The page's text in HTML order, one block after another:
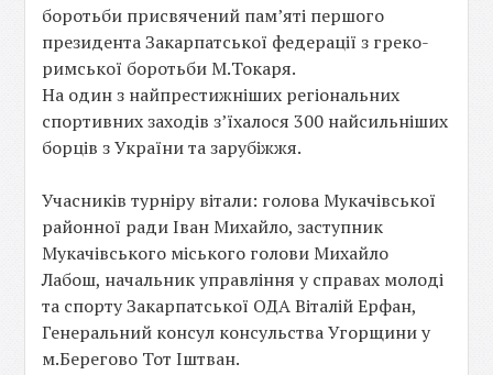
боротьби присвячений пам’яті першого
президента Закарпатської федерації з греко-
римської боротьби М.Токаря.
На один з найпрестижніших регіональних
спортивних заходів з’їхалося 300 найсильніших
борців з України та зарубіжжя.
Учасників турніру вітали: голова Мукачівської
районної ради Іван Михайло, заступник
Мукачівського міського голови Михайло
Лабош, начальник управління у справах молоді
та спорту Закарпатської ОДА Віталій Ерфан,
Генеральний консул консульства Угорщини у
м.Берегово Тот Іштван.